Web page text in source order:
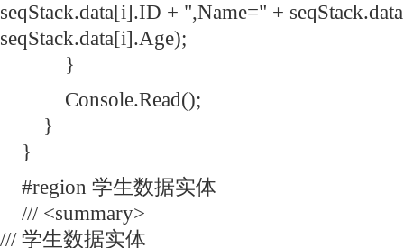
seqStack.data[i].ID + ",Name=" +
seqStack.data[i].Age);
}
Console.Read();
}
}
#region 学生数据实体
/// <summary>
/// 学生数据实体